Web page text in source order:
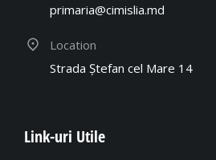
primaria@cimislia.md
Location
Strada Ștefan cel Mare 14
Link-uri Utile